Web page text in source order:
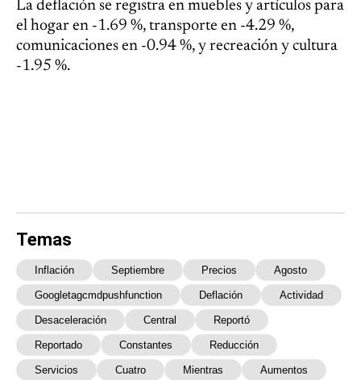
La deflación se registra en muebles y artículos para
el hogar en -1.69 %, transporte en -4.29 %,
comunicaciones en -0.94 %, y recreación y cultura
-1.95 %.
Temas
Inflación Septiembre Precios Agosto
Googletagcmdpushfunction Deflación Actividad
Desaceleración Central Reportó
Reportado Constantes Reducción
Servicios Cuatro Mientras Aumentos